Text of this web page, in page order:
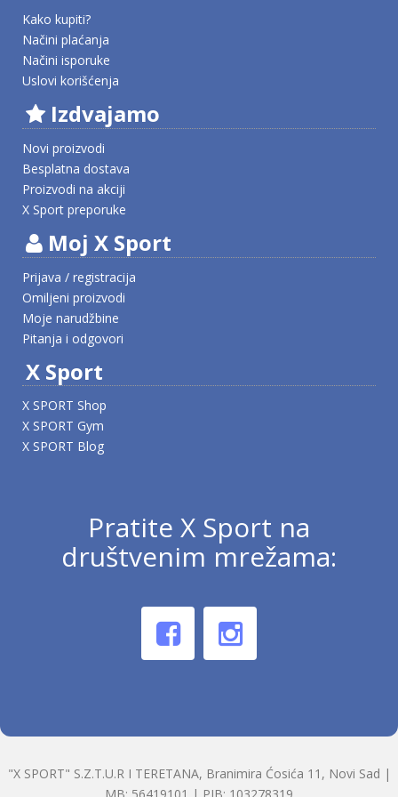
Kako kupiti?
Načini plaćanja
Načini isporuke
Uslovi korišćenja
Izdvajamo
Novi proizvodi
Besplatna dostava
Proizvodi na akciji
X Sport preporuke
Moj X Sport
Prijava / registracija
Omiljeni proizvodi
Moje narudžbine
Pitanja i odgovori
X Sport
X SPORT Shop
X SPORT Gym
X SPORT Blog
Pratite X Sport na
društvenim mrežama:
"X SPORT" S.Z.T.U.R I TERETANA, Branimira Ćosića 11, Novi Sad |